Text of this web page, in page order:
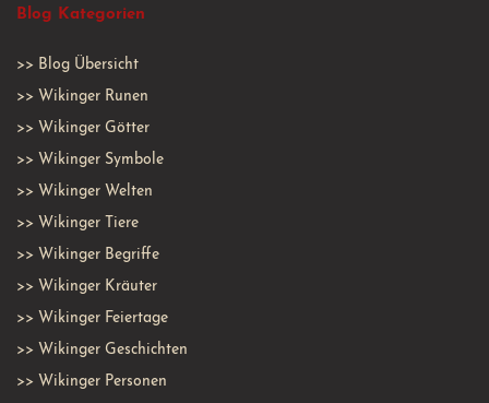
Blog Kategorien
>> Blog Übersicht
>> Wikinger Runen
>> Wikinger Götter
>> Wikinger Symbole
>> Wikinger Welten
>> Wikinger Tiere
>> Wikinger Begriffe
>> Wikinger Kräuter
>> Wikinger Feiertage
>> Wikinger Geschichten
>> Wikinger Personen